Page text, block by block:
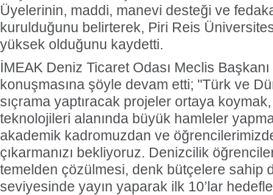
Üyelerinin, maddi, manevi desteği ve
kurulduğunu belirterek, Piri Reis
yüksek olduğunu kaydetti.
İMEAK Deniz Ticaret Odası Meclis
konuşmasına şöyle devam etti; "Türk ve
sıçrama yaptıracak projeler ortaya
teknolojileri alanında büyük hamleler
akademik kadromuzdan ve
çıkarmanızı bekliyoruz. Denizcilik
temelden çözülmesi, denk bütçelere sahip
seviyesinde yayın yaparak ilk 10’lar